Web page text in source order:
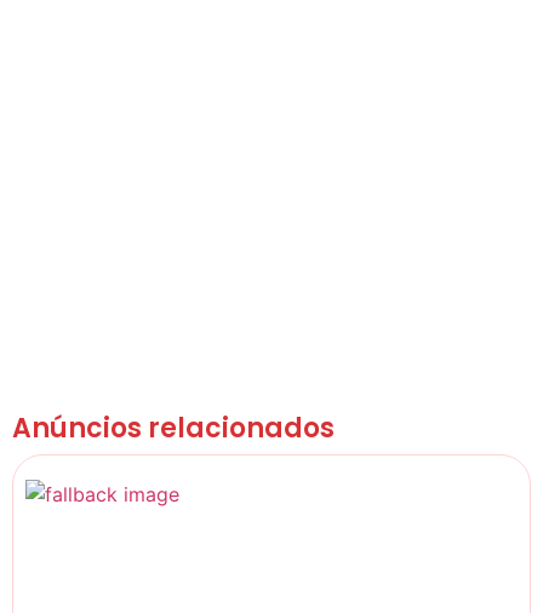
Anúncios relacionados